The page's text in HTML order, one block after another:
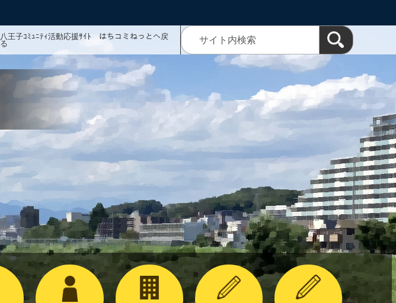
八王子ｺﾐｭﾆﾃｨ活動応援ｻｲﾄ はちコミねっとへ戻
る